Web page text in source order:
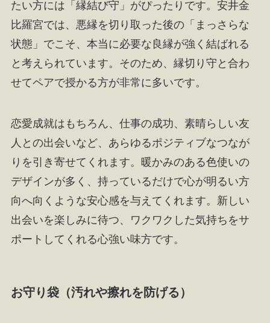
たい方には「縁結び守」がぴったりです。安井金
比羅宮では、悪縁を切り取った後の「まっさらな
状態」でこそ、本当に必要な良縁が強く結ばれる
と考えられています。そのため、縁切り守と合わ
せてペアで授かる方が非常に多いです。
恋愛成就はもちろん、仕事の成功、素晴らしい友
人との出会いなど、あらゆるポジティブなつなが
りを引き寄せてくれます。暖かみのある色使いの
デザインが多く、持っているだけで心が明るい方
向へ向くような安心感を与えてくれます。新しい
出会いを楽しみに待つ、ワクワクした気持ちをサ
ポートしてくれる心強い味方です。
お守り袋（汚れや擦れを防げる）